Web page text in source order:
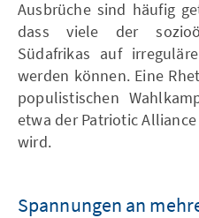
Ausbrüche sind häufig
dass viele der
Südafrikas auf
werden können. Eine
populistischen
etwa der Patriotic
wird.
Spannungen an